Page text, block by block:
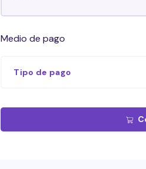
Medio de pago
Tipo de pago